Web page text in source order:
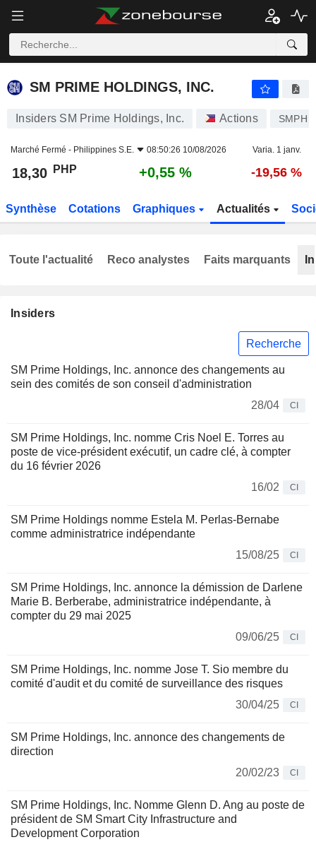
SM PRIME HOLDINGS, INC.
SM PRIME HOLDINGS, INC.
Insiders SM Prime Holdings, Inc. Actions SMPH
Marché Fermé - Philippines S.E. 08:50:26 10/08/2026 Varia. 1 janv.
18,30 PHP +0,55 % -19,56 %
Synthèse Cotations Graphiques Actualités
Insiders
Recherche
SM Prime Holdings, Inc. annonce des changements au
sein des comités de son conseil d'administration
28/04
CI
SM Prime Holdings, Inc. nomme Cris Noel E. Torres au
poste de vice-président exécutif, un cadre clé, à compter
du 16 février 2026
16/02
CI
SM Prime Holdings nomme Estela M. Perlas-Bernabe
comme administratrice indépendante
15/08/25
CI
SM Prime Holdings, Inc. annonce la démission de Darlene
Marie B. Berberabe, administratrice indépendante, à
compter du 29 mai 2025
09/06/25
CI
SM Prime Holdings, Inc. nomme Jose T. Sio membre du
comité d'audit et du comité de surveillance des risques
30/04/25
CI
SM Prime Holdings, Inc. annonce des changements de
direction
20/02/23
CI
SM Prime Holdings, Inc. Nomme Glenn D. Ang au poste de
président de SM Smart City Infrastructure and
Development Corporation
Toute l'actualité Reco analystes Faits marquants